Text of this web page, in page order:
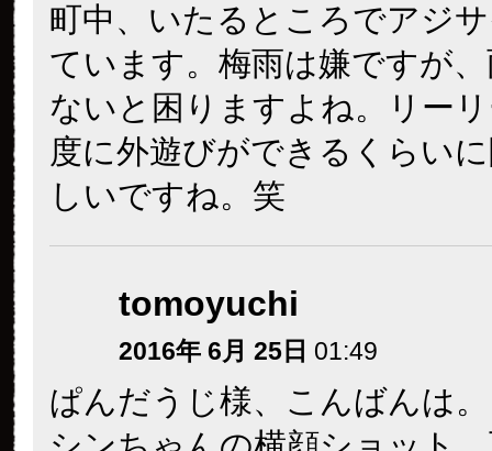
町中、いたるところでアジ
ています。梅雨は嫌ですが
ないと困りますよね。リー
度に外遊びができるくらい
しいですね。笑
tomoyuchi
2016年 6月 25日 01:49
ぱんだうじ様、こんばんは。